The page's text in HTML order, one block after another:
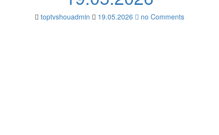
toptvshouadmin 19.05.2026 no Comments